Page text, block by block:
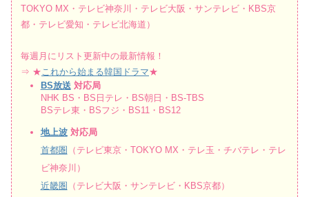
TOKYO MX・テレビ神奈川・テレビ大阪・サンテレビ・KBS京
都・テレビ愛知・テレビ北海道）
毎週月にリスト更新中の最新情報！
⇒ ★ これから始まる韓国ドラマ★
BS放送 対応局
NHK BS・BS日テレ・BS朝日・BS-TBS
BSテレ東・BSフジ・BS11・BS12
地上波対応局
首都圏 （テレビ東京・TOKYO MX・テレ玉・チバテレ・テレ
ビ神奈川）
近畿圏 （テレビ大阪・サンテレビ・KBS京都）